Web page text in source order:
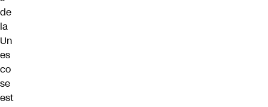
de
la
Un
es
co
se
est